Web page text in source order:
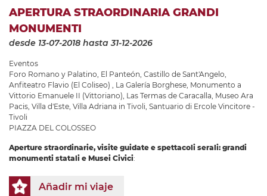
APERTURA STRAORDINARIA GRANDI
MONUMENTI
desde 13-07-2018 hasta 31-12-2026
Eventos
Foro Romano y Palatino, El Panteón, Castillo de Sant'Angelo,
Anfiteatro Flavio (El Coliseo) , La Galería Borghese, Monumento a
Vittorio Emanuele II (Vittoriano), Las Termas de Caracalla, Museo Ara
Pacis, Villa d'Este, Villa Adriana in Tivoli, Santuario di Ercole Vincitore -
Tivoli
PIAZZA DEL COLOSSEO
Aperture straordinarie, visite guidate e spettacoli serali: grandi
monumenti statali e Musei Civici:
Añadir mi viaje